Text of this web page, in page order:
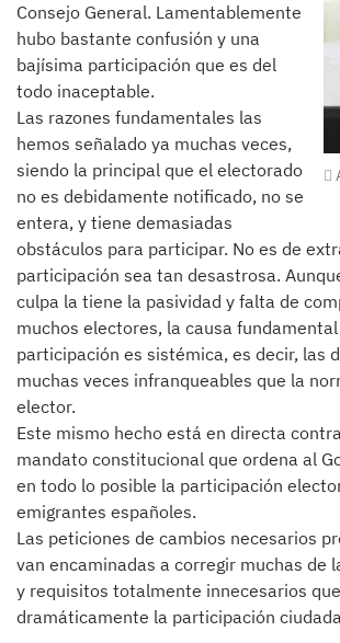
Consejo General. Lamentablemente
hubo bastante confusión y una
bajísima participación que es del
todo inaceptable.
Las razones fundamentales las
hemos señalado ya muchas veces,
siendo la principal que el electorado
no es debidamente notificado, no se
entera, y tiene demasiadas
obstáculos para participar. No es de
participación sea tan desastrosa.
culpa la tiene la pasividad y falta de
muchos electores, la causa
participación es sistémica, es decir, las
muchas veces infranqueables que la
elector.
Este mismo hecho está en directa
mandato constitucional que ordena al
en todo lo posible la participación
emigrantes españoles.
Las peticiones de cambios necesarios
van encaminadas a corregir muchas de
y requisitos totalmente innecesarios
dramáticamente la participación